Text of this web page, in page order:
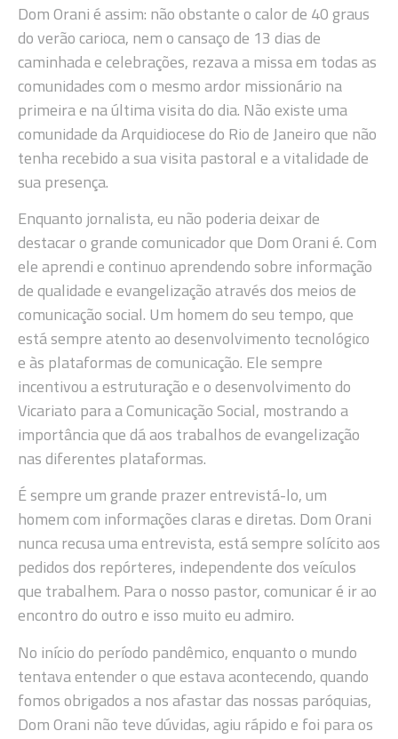
Dom Orani é assim: não obstante o calor de 40 graus
do verão carioca, nem o cansaço de 13 dias de
caminhada e celebrações, rezava a missa em todas as
comunidades com o mesmo ardor missionário na
primeira e na última visita do dia. Não existe uma
comunidade da Arquidiocese do Rio de Janeiro que não
tenha recebido a sua visita pastoral e a vitalidade de
sua presença.
Enquanto jornalista, eu não poderia deixar de
destacar o grande comunicador que Dom Orani é. Com
ele aprendi e continuo aprendendo sobre informação
de qualidade e evangelização através dos meios de
comunicação social. Um homem do seu tempo, que
está sempre atento ao desenvolvimento tecnológico
e às plataformas de comunicação. Ele sempre
incentivou a estruturação e o desenvolvimento do
Vicariato para a Comunicação Social, mostrando a
importância que dá aos trabalhos de evangelização
nas diferentes plataformas.
É sempre um grande prazer entrevistá-lo, um
homem com informações claras e diretas. Dom Orani
nunca recusa uma entrevista, está sempre solícito aos
pedidos dos repórteres, independente dos veículos
que trabalhem. Para o nosso pastor, comunicar é ir ao
encontro do outro e isso muito eu admiro.
No início do período pandêmico, enquanto o mundo
tentava entender o que estava acontecendo, quando
fomos obrigados a nos afastar das nossas paróquias,
Dom Orani não teve dúvidas, agiu rápido e foi para os